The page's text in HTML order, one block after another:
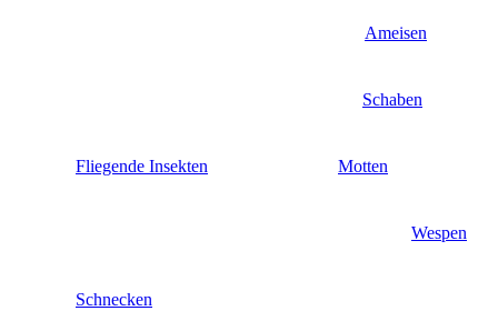
Ameisen
Schaben
Fliegende Insekten Motten
Wespen
Schnecken